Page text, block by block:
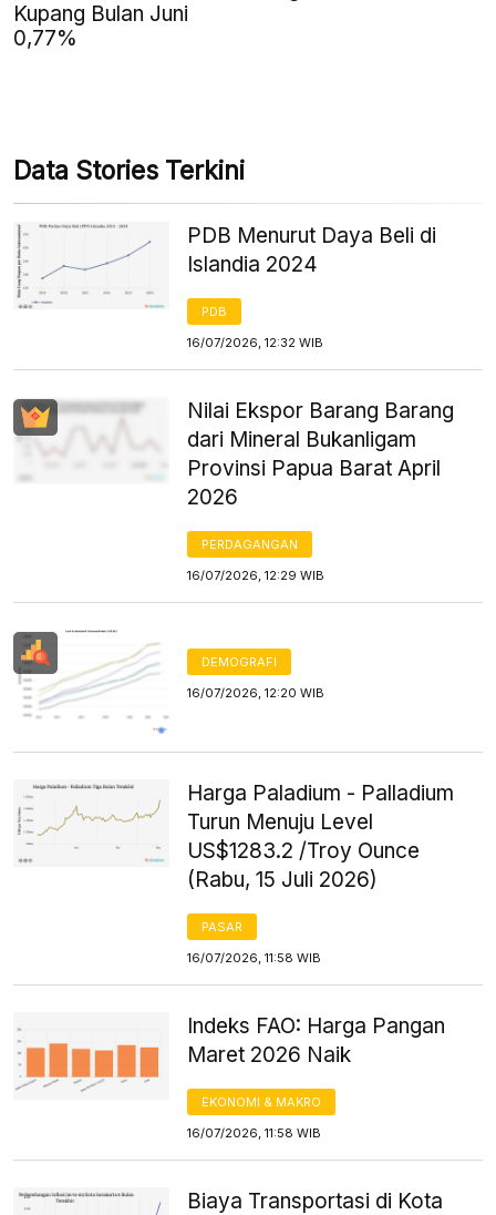
Kupang Bulan Juni
0,77%
Data Stories Terkini
PDB Menurut Daya Beli di
Islandia 2024
PDB
16/07/2026, 12:32 WIB
Nilai Ekspor Barang Barang
dari Mineral Bukanligam
Provinsi Papua Barat April
2026
PERDAGANGAN
16/07/2026, 12:29 WIB
DEMOGRAFI
16/07/2026, 12:20 WIB
Harga Paladium - Palladium
Turun Menuju Level
US$1283.2 /Troy Ounce
(Rabu, 15 Juli 2026)
PASAR
16/07/2026, 11:58 WIB
Indeks FAO: Harga Pangan
Maret 2026 Naik
EKONOMI & MAKRO
16/07/2026, 11:58 WIB
Biaya Transportasi di Kota